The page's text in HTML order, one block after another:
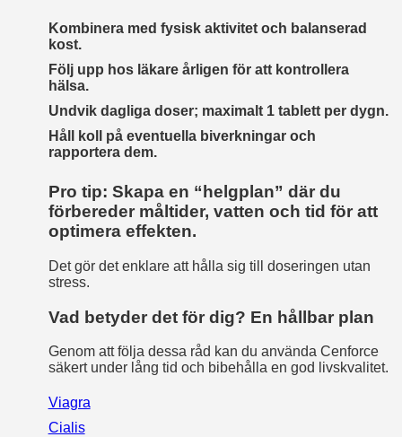
Kombinera med fysisk aktivitet och balanserad
kost.
Följ upp hos läkare årligen för att kontrollera
hälsa.
Undvik dagliga doser; maximalt 1 tablett per dygn.
Håll koll på eventuella biverkningar och
rapportera dem.
Pro tip: Skapa en “helgplan” där du
förbereder måltider, vatten och tid för att
optimera effekten.
Det gör det enklare att hålla sig till doseringen utan
stress.
Vad betyder det för dig? En hållbar plan
Genom att följa dessa råd kan du använda Cenforce
säkert under lång tid och bibehålla en god livskvalitet.
Viagra
Cialis